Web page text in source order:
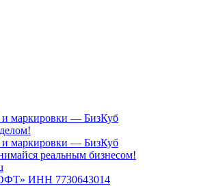
маркировки — БизКуб
маркировки — БизКуб
реальным бизнесом!
ИНН 7730643014